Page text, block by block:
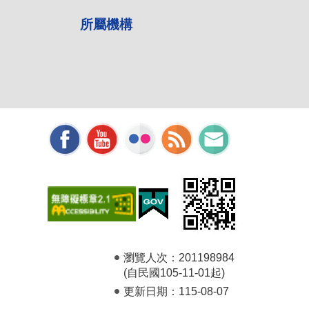
所屬機構
瀏覽人次： 201198984
(自民國105-11-01起)
更新日期： 115-08-07